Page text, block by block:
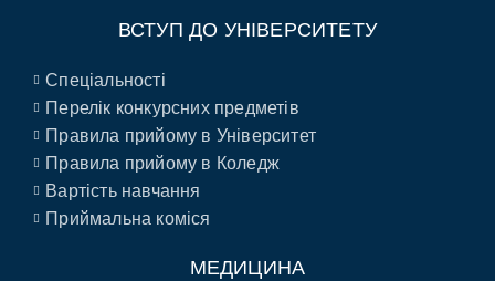
ВСТУП ДО УНІВЕРСИТЕТУ
Спеціальності
Перелік конкурсних предметів
Правила прийому в Університет
Правила прийому в Коледж
Вартість навчання
Приймальна коміся
МЕДИЦИНА